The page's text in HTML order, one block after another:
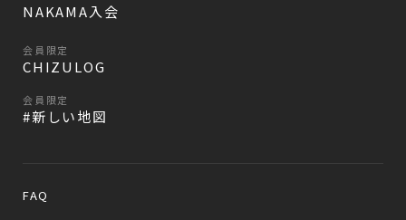
NAKAMA入会
会員限定
CHIZULOG
会員限定
#新しい地図
FAQ